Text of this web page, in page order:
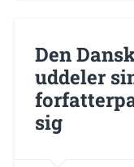
Den
uddeler
sig